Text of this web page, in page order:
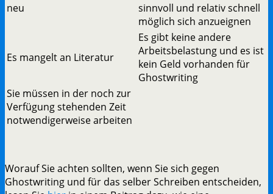
neu
sinnvoll und relativ schnell
möglich sich anzueignen
Es mangelt an Literatur
Es gibt keine andere
Arbeitsbelastung und es ist
kein Geld vorhanden für
Ghostwriting
Sie müssen in der noch zur
Verfügung stehenden Zeit
notwendigerweise arbeiten
Worauf Sie achten sollten, wenn Sie sich gegen
Ghostwriting und für das selber Schreiben entscheiden,